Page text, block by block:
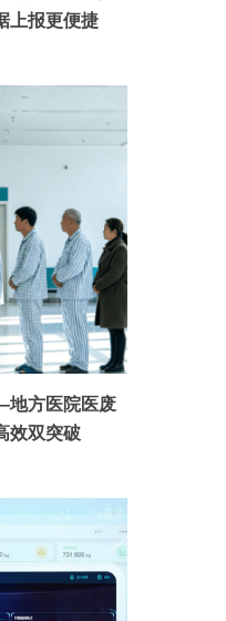
上报更便捷
方医院医废
效双突破